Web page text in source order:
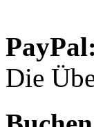
PayPal:
Die